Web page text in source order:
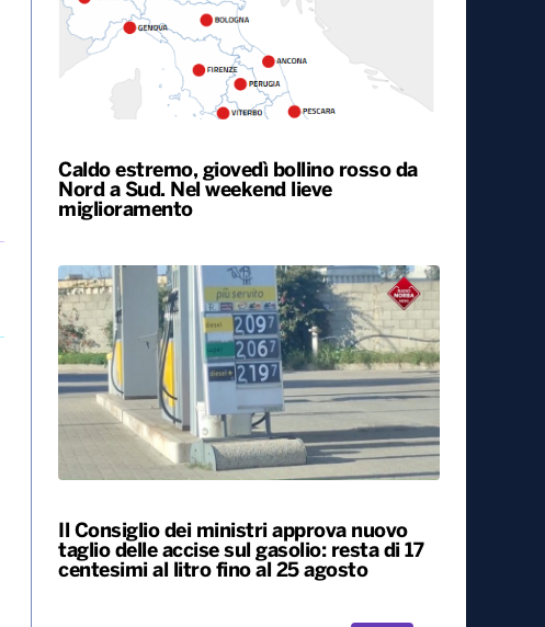
Caldo estremo, giovedì bollino rosso da
Nord a Sud. Nel weekend lieve
miglioramento
Il Consiglio dei ministri approva nuovo
taglio delle accise sul gasolio: resta di 17
centesimi al litro fino al 25 agosto